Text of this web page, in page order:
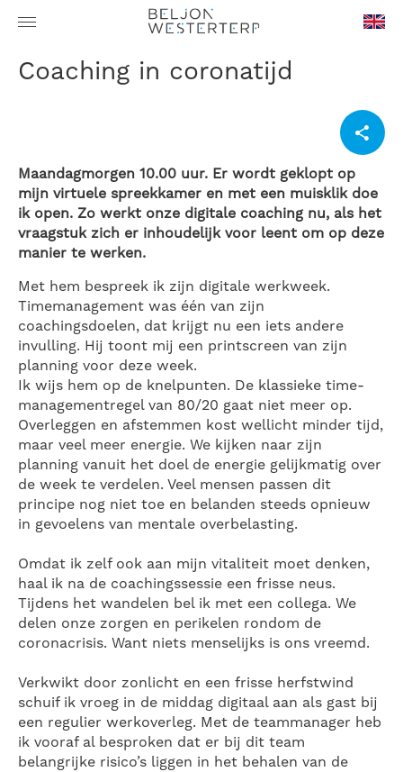
Coaching in coronatijd
Maandagmorgen 10.00 uur. Er wordt geklopt op
mijn virtuele spreekkamer en met een muisklik doe
ik open. Zo werkt onze digitale coaching nu, als het
vraagstuk zich er inhoudelijk voor leent om op deze
manier te werken.
Met hem bespreek ik zijn digitale werkweek.
Timemanagement was één van zijn
coachingsdoelen, dat krijgt nu een iets andere
invulling. Hij toont mij een printscreen van zijn
planning voor deze week.
Ik wijs hem op de knelpunten. De klassieke time-
managementregel van 80/20 gaat niet meer op.
Overleggen en afstemmen kost wellicht minder tijd,
maar veel meer energie. We kijken naar zijn
planning vanuit het doel de energie gelijkmatig over
de week te verdelen. Veel mensen passen dit
principe nog niet toe en belanden steeds opnieuw
in gevoelens van mentale overbelasting.
Omdat ik zelf ook aan mijn vitaliteit moet denken,
haal ik na de coachingssessie een frisse neus.
Tijdens het wandelen bel ik met een collega. We
delen onze zorgen en perikelen rondom de
coronacrisis. Want niets menselijks is ons vreemd.
Verkwikt door zonlicht en een frisse herfstwind
schuif ik vroeg in de middag digitaal aan als gast bij
een regulier werkoverleg. Met de teammanager heb
ik vooraf al besproken dat er bij dit team
belangrijke risico’s liggen in het behalen van de